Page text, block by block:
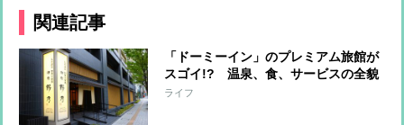
関連記事
「ドーミーイン」のプレミアム旅館が
スゴイ!? 温泉、食、サービスの全貌
ライフ